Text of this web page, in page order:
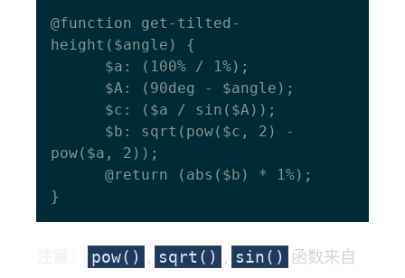
@function get-tilted-
height($angle) {
pow($a, 2));
pow() , sqrt() , sin()
函数来自